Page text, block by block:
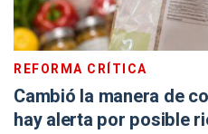
REFORMA CRÍTICA
Cambió la manera de
hay alerta por posible